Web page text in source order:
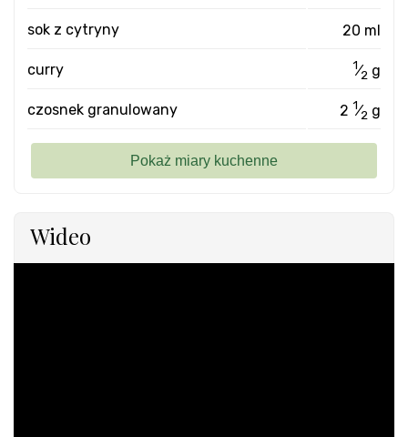
sok z cytryny 20 ml
curry 1⁄2 g
czosnek granulowany 2 1⁄2 g
Wideo